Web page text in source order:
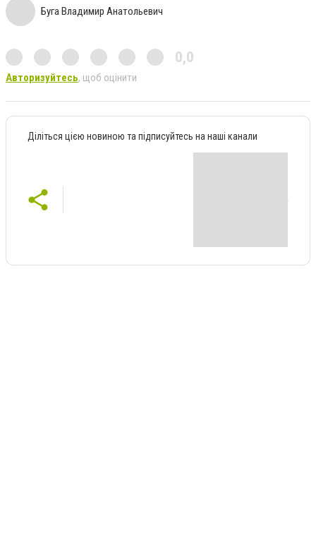
Буга Владимир Анатольевич
0,0
Авторизуйтесь, щоб оцінити
Діліться цією новиною та підписуйтесь на наші канали